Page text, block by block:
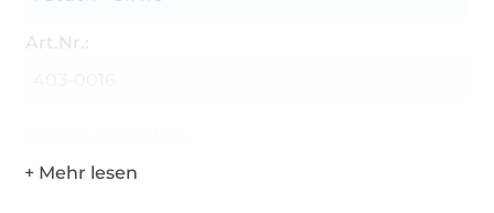
Art.Nr.: